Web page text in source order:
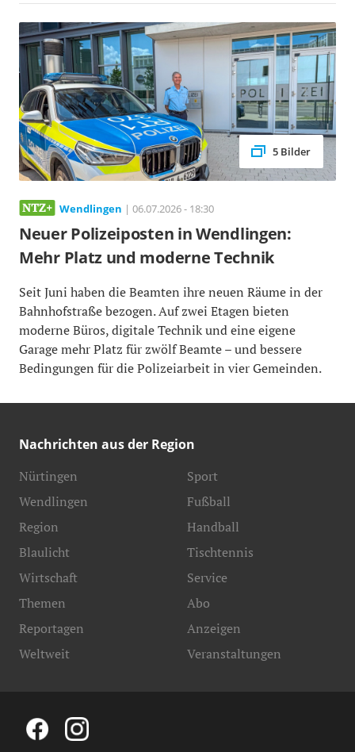
5 Bilder
Wendlingen | 06.07.2026 - 18:30
Neuer Polizeiposten in Wendlingen:
Mehr Platz und moderne Technik
Seit Juni haben die Beamten ihre neuen Räume in der
Bahnhofstraße bezogen. Auf zwei Etagen bieten
moderne Büros, digitale Technik und eine eigene
Garage mehr Platz für zwölf Beamte – und bessere
Bedingungen für die Polizeiarbeit in vier Gemeinden.
Nachrichten aus der Region
Nürtingen
Wendlingen
Region
Blaulicht
Sport
Fußball
Handball
Tischtennis
Wirtschaft
Themen
Reportagen
Weltweit
Service
Abo
Anzeigen
Veranstaltungen